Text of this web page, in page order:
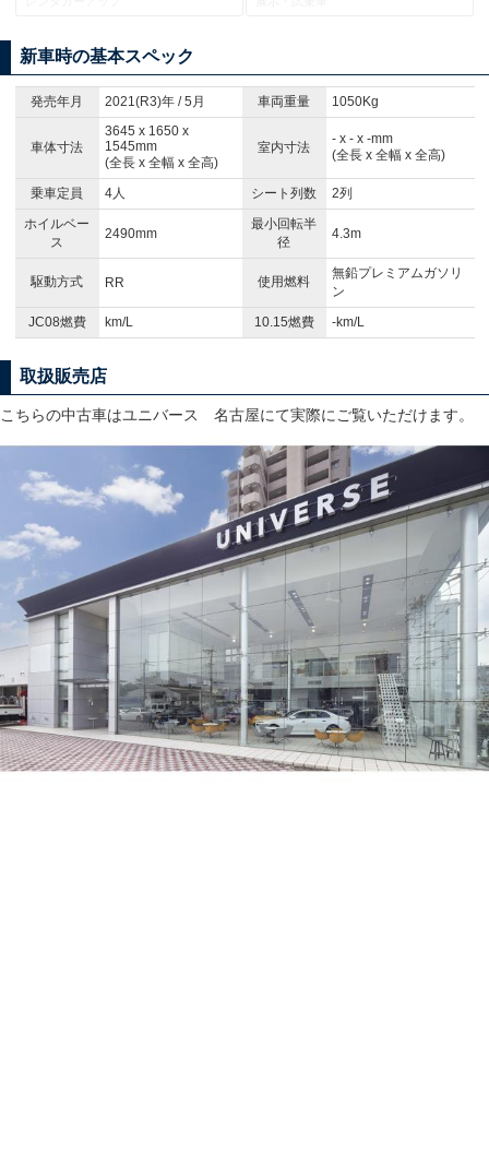
新車時の基本スペック
発売年月 2021(R3)年 / 5月 車両重量 1050Kg
車体寸法
3645 x 1650 x
1545mm
(全長 x 全幅 x 全高)
室内寸法
- x - x -mm
(全長 x 全幅 x 全高)
乗車定員 4人 シート列数
2列
ホイルベー
ス
2490mm
最小回転半
径
4.3m
駆動方式 RR 使用燃料
無鉛プレミアムガソリ
ン
JC08燃費
km/L 10.15燃費 -km/L
取扱販売店
こちらの中古車はユニバース 名古屋にて実際にご覧いただけます。